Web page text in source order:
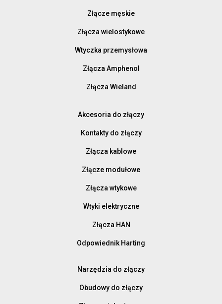
Złącze męskie
Złącza wielostykowe
Wtyczka przemysłowa
Złącza Amphenol
Złącza Wieland
Akcesoria do złączy
Kontakty do złączy
Złącza kablowe
Złącze modułowe
Złącza wtykowe
Wtyki elektryczne
Złącza HAN
Odpowiednik Harting
Narzędzia do złączy
Obudowy do złączy